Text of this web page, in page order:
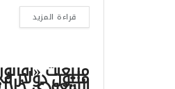
قراءة المزيد
مليون دولار